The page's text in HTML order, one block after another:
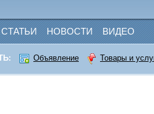
СТАТЬИ НОВОСТИ ВИДЕО
Объявление Товары и